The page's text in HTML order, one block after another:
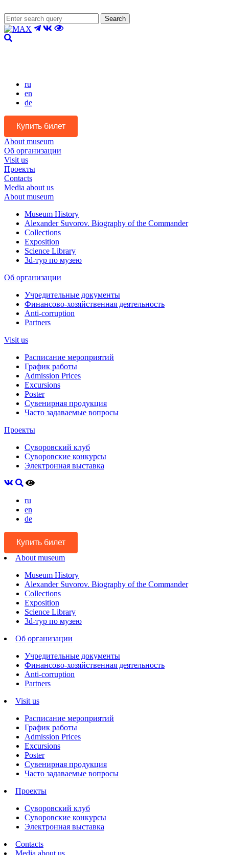
Search
ru
en
de
Купить билет
About museum
Об организации
Visit us
Проекты
Contacts
Media about us
About museum
Museum History
Alexander Suvorov. Biography of the Commander
Collections
Exposition
Science Library
3d-тур по музею
Об организации
Учредительные документы
Финансово-хозяйственная деятельность
Anti-corruption
Partners
Visit us
Расписание мероприятий
График работы
Admission Prices
Excursions
Poster
Сувенирная продукция
Часто задаваемые вопросы
Проекты
Суворовский клуб
Суворовские конкурсы
Электронная выставка
ru
en
de
Купить билет
About museum
Museum History
Alexander Suvorov. Biography of the Commander
Collections
Exposition
Science Library
3d-тур по музею
Об организации
Учредительные документы
Финансово-хозяйственная деятельность
Anti-corruption
Partners
Visit us
Расписание мероприятий
График работы
Admission Prices
Excursions
Poster
Сувенирная продукция
Часто задаваемые вопросы
Проекты
Суворовский клуб
Суворовские конкурсы
Электронная выставка
Contacts